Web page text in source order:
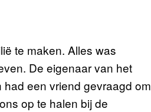
te maken. Alles was
De eigenaar van het
een vriend gevraagd om
op te halen bij de